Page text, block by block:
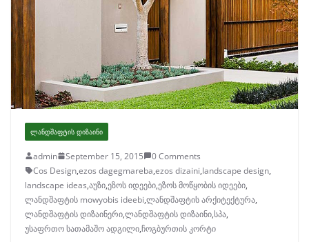
ᲚᲐᲜᲓᲨᲐᲤᲢᲘᲡ ᲓᲘᲖᲐᲘᲜᲘ
admin September 15, 2015
0 Comments
Cos Design,ezos dagegmareba,ezos dizaini,landscape design,
landscape ideas,აუზი,ეზოს იდეები,ეზოს მოწყობის იდეები,
ლანდშაფტის mowyobis ideebi,ლანდშაფტის არქიტექტურა,
ლანდშაფტის დიზაინერი,ლანდშაფტის დიზაინი,სპა,
უსაფრთო სათამაშო ადგილი,ჩოგბურთის კორტი